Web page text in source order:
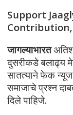
Support
Contribution,
जागल्याभारत
दुसरीकडे बलाढ्य
सातत्याने फेक
समाजाचे प्रश्न
दिले पाहिजे.